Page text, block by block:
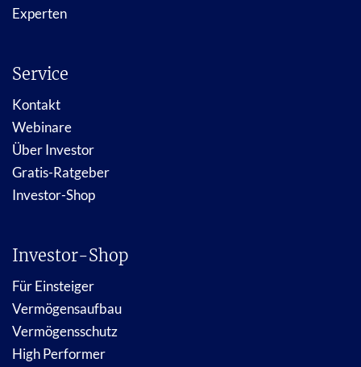
Experten
Service
Kontakt
Webinare
Über Investor
Gratis-Ratgeber
Investor-Shop
Investor-Shop
Für Einsteiger
Vermögensaufbau
Vermögensschutz
High Performer